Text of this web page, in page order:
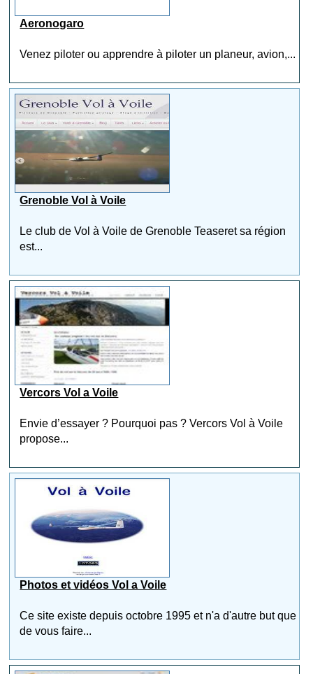
Aeronogaro
Venez piloter ou apprendre à piloter un planeur, avion,...
Grenoble Vol à Voile
Le club de Vol à Voile de Grenoble Teaseret sa région
est...
Vercors Vol a Voile
Envie d’essayer ? Pourquoi pas ? Vercors Vol à Voile
propose...
Photos et vidéos Vol a Voile
Ce site existe depuis octobre 1995 et n'a d'autre but que
de vous faire...